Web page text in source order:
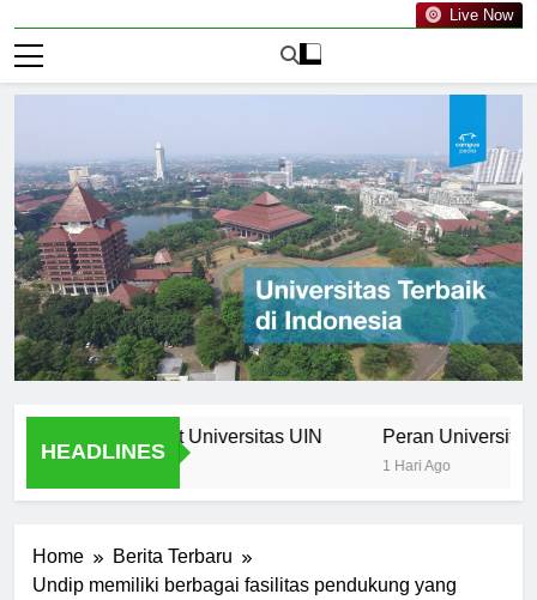
Live Now
HEADLINES
Curriculum at Universitas UIN Peran Universitas UIN
1 Hari Ago
Home
Berita Terbaru
Undip memiliki berbagai fasilitas pendukung yang